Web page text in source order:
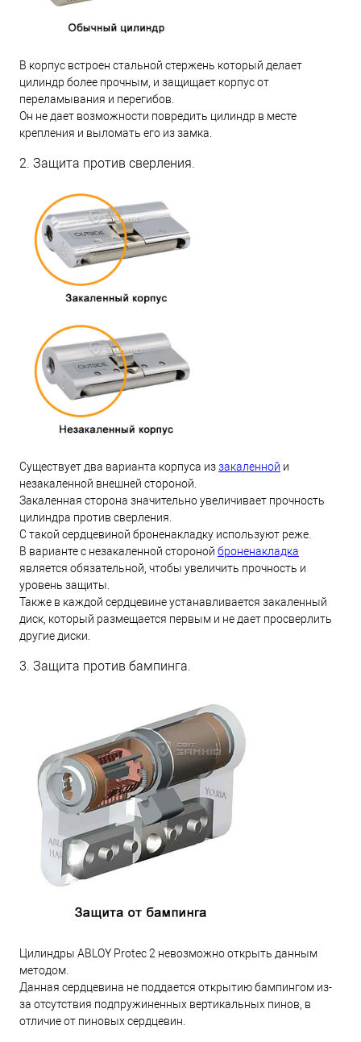
В корпус встроен стальной стержень который делает
цилиндр более прочным, и защищает корпус от
переламывания и перегибов.
Он не дает возможности повредить цилиндр в месте
крепления и выломать его из замка.
2. Защита против сверления.
Существует два варианта корпуса иззакаленной и
незакаленной внешней стороной.
Закаленная сторона значительно увеличивает прочность
цилиндра против сверления.
С такой сердцевиной броненакладку используют реже.
В варианте с незакаленной стороной броненакладка
является обязательной, чтобы увеличить прочность и
уровень защиты.
Также в каждой сердцевине устанавливается закаленный
диск, который размещается первым и не дает просверлить
другие диски.
3. Защита против бампинга.
Цилиндры ABLOY Protec 2 невозможно открыть данным
методом.
Данная сердцевина не поддается открытию бампингом из-
за отсутствия подпружиненных вертикальных пинов, в
отличие от пиновых сердцевин.